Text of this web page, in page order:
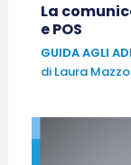
La
e POS
GUIDA AGLI
di Laura